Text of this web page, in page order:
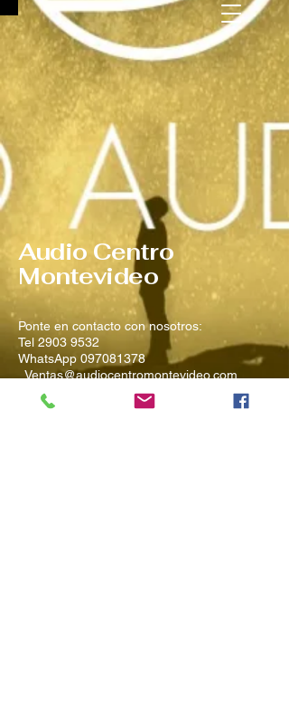
Audio Centro
Montevideo
Ponte en contacto con nosotros:
Tel 2903 9532
WhatsApp 097081378
Ventas@audiocentromontevideo.com
Audiocentromontevideo.com